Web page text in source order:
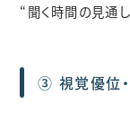
“聞く時間の見通
③ 視覚優位